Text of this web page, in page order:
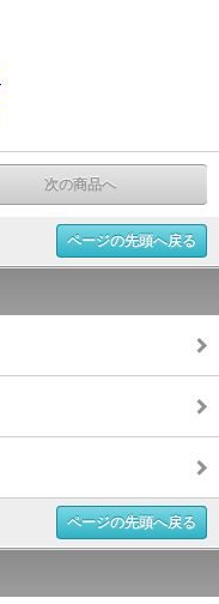
次の商品へ
ページの先頭へ戻る
ページの先頭へ戻る